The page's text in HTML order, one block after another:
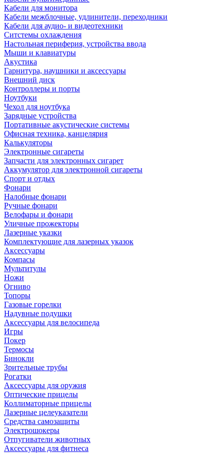
Кабели для монитора
Кабели межблочные, удлинители, переходники
Кабели для аудио- и видеотехники
Ситстемы охлаждения
Настольная периферия, устройства ввода
Мыши и клавиатуры
Акустика
Гарнитура, наушники и аксессуары
Внешний диск
Контроллеры и порты
Ноутбуки
Чехол для ноутбука
Зарядные устройства
Портативные акустические системы
Офисная техника, канцелярия
Калькуляторы
Электронные сигареты
Запчасти для электронных сигарет
Аккумулятор для электронной сигареты
Спорт и отдых
Фонари
Налобные фонари
Ручные фонари
Велофары и фонари
Уличные прожекторы
Лазерные указки
Комплектующие для лазерных указок
Аксессуары
Компасы
Мультитулы
Ножи
Огниво
Топоры
Газовые горелки
Надувные подушки
Аксессуары для велосипеда
Игры
Покер
Термосы
Бинокли
Зрительные трубы
Рогатки
Аксессуары для оружия
Оптические прицелы
Коллиматорные прицелы
Лазерные целеуказатели
Средства самозащиты
Электрошокеры
Отпугиватели животных
Аксессуары для фитнеса